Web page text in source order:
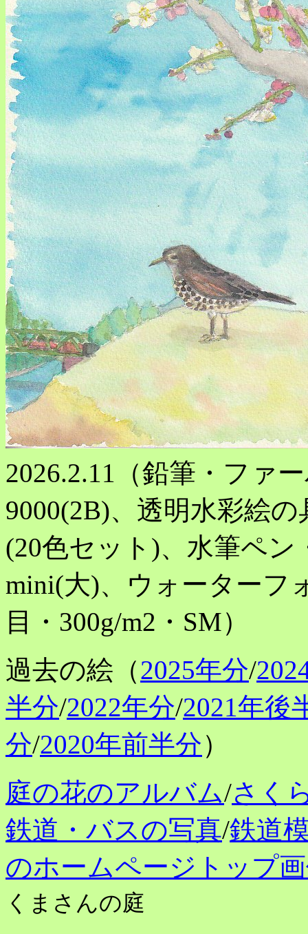
2026.2.11（鉛筆・ファ
9000(2B)、透明水彩絵
(20色セット)、水筆ペ
mini(大)、ウォーターフ
目・300g/m2・SM）
過去の絵（2025年分/
半分/2022年分/2021年後
分/2020年前半分）
庭の花のアルバム/さく
鉄道・バスの写真/鉄道
のホームページトップ
くまさんの庭